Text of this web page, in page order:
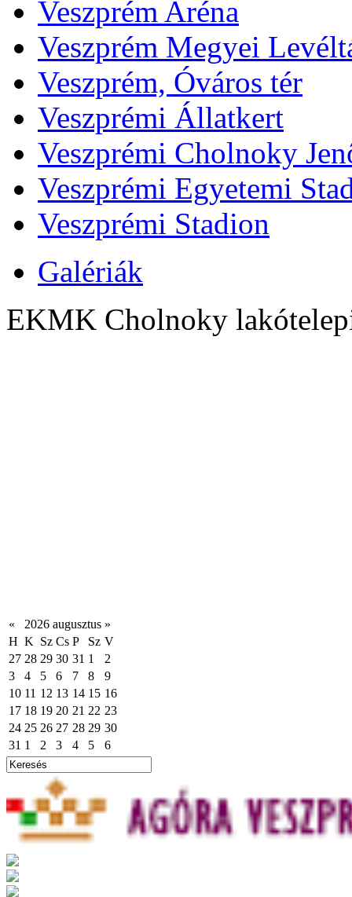
Veszprém Aréna
Veszprém Megyei
Veszprém, Óváros tér
Veszprémi Állatkert
Veszprémi Cholnoky
Veszprémi Egyetemi
Veszprémi Stadion
Galériák
EKMK Cholnoky
« 2026 augusztus »
H K Sz Cs P Sz V
27 28 29 30 31 1
2
3
4 5 6 7 8
9
10 11 12 13 14 15 16
17 18 19 20 21 22 23
24 25 26 27 28 29 30
31 1 2 3 4 5 6